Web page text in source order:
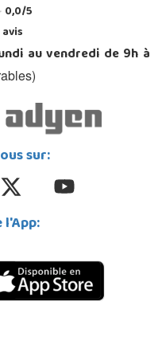
0,0/5
avis
au vendredi de 9h à
sur: